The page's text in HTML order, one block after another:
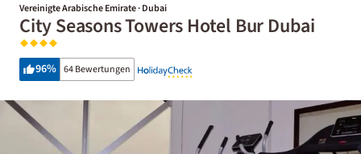
Vereinigte Arabische Emirate · Dubai
City Seasons Towers Hotel Bur Dubai
96% 64 Bewertungen